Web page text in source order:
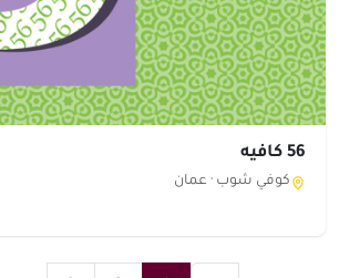
56 كافيه
كوفي شوب · عمان